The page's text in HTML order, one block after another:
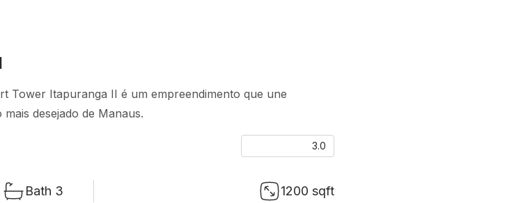
Tower Itapuranga II é um empreendimento que une
desejado de Manaus.
3.0
Bath 3 1200 sqft